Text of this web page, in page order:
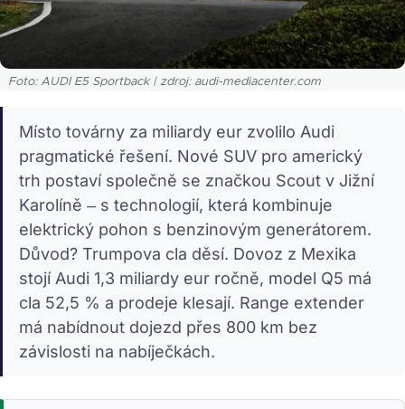
Foto: AUDI E5 Sportback | zdroj: audi-mediacenter.com
Místo továrny za miliardy eur zvolilo Audi
pragmatické řešení. Nové SUV pro americký
trh postaví společně se značkou Scout v Jižní
Karolíně – s technologií, která kombinuje
elektrický pohon s benzinovým generátorem.
Důvod? Trumpova cla děsí. Dovoz z Mexika
stojí Audi 1,3 miliardy eur ročně, model Q5 má
cla 52,5 % a prodeje klesají. Range extender
má nabídnout dojezd přes 800 km bez
závislosti na nabíječkách.